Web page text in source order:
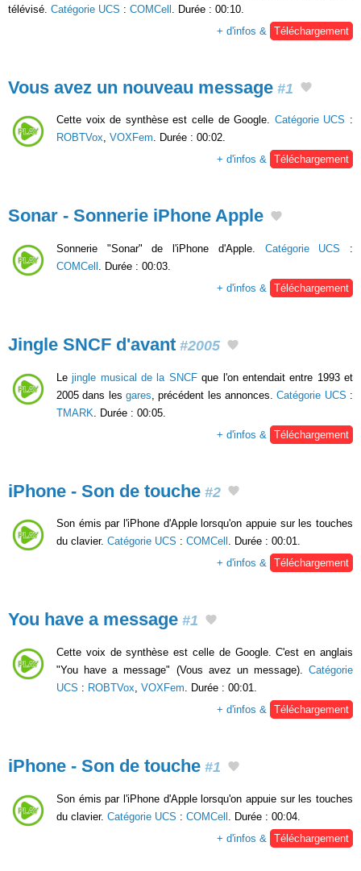
télévisé. Catégorie UCS : COMCell . Durée : 00:10.
+ d'infos &
Téléchargement
Vous avez un nouveau message #1
Cette voix de synthèse est celle de Google. Catégorie UCS :
ROBTVox, VOXFem. Durée : 00:02.
+ d'infos & Téléchargement
Sonar - Sonnerie iPhone Apple
Sonnerie "Sonar" de l'iPhone d'Apple. Catégorie UCS :
COMCell
. Durée : 00:03.
+ d'infos &
Téléchargement
Jingle SNCF d'avant #2005
Lejingle musical de la SNCFque l'on entendait entre 1993 et
2005 dans les gares , précédent les annonces.Catégorie UCS :
TMARK . Durée : 00:05.
+ d'infos &
Téléchargement
iPhone - Son de touche #2
Son émis par l'iPhone d'Apple lorsqu'on appuie sur les touches
du clavier. Catégorie UCS : COMCell . Durée : 00:01.
+ d'infos & Téléchargement
You have a message #1
Cette voix de synthèse est celle de Google. C'est en anglais
"You have a message" (Vous avez un message). Catégorie
UCS : ROBTVox VOXFem . Durée : 00:01.
+ d'infos &
Téléchargement
iPhone - Son de touche #1
Son émis par l'iPhone d'Apple lorsqu'on appuie sur les touches
du clavier. Catégorie UCS : COMCell . Durée : 00:04.
+ d'infos &
Téléchargement